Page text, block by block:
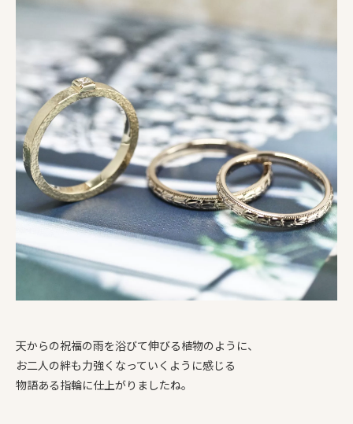
天からの祝福の雨を浴びて伸びる植物のように、
お二人の絆も力強くなっていくように感じる
物語ある指輪に仕上がりましたね。